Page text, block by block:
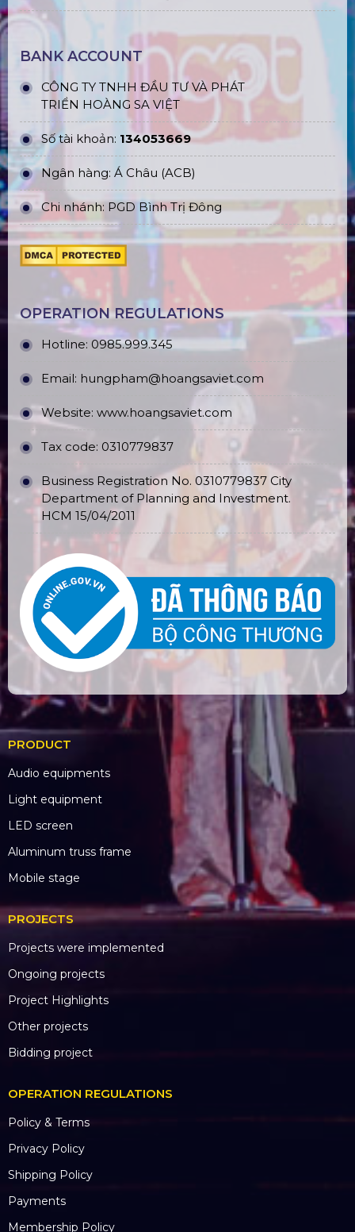
BANK ACCOUNT
CÔNG TY TNHH ĐẦU TƯ VÀ PHÁT
TRIỂN HOÀNG SA VIỆT
Số tài khoản: 134053669
Ngân hàng: Á Châu (ACB)
Chi nhánh: PGD Bình Trị Đông
OPERATION REGULATIONS
Hotline: 0985.999.345
Email: hungpham@hoangsaviet.com
Website: www.hoangsaviet.com
Tax code: 0310779837
Business Registration No. 0310779837 City
Department of Planning and Investment.
HCM 15/04/2011
PRODUCT
Audio equipments
Light equipment
LED screen
Aluminum truss frame
Mobile stage
PROJECTS
Projects were implemented
Ongoing projects
Project Highlights
Other projects
Bidding project
OPERATION REGULATIONS
Policy & Terms
Privacy Policy
Shipping Policy
Payments
Membership Policy